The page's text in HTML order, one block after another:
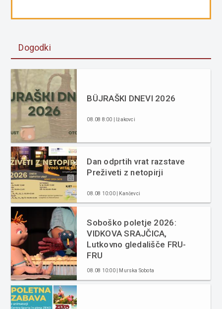
Dogodki
BÜJRAŠKI DNEVI 2026
08.08 8:00 | Ižakovci
Dan odprtih vrat razstave
Preživeti z netopirji
08.08 10:00 | Kančevci
Soboško poletje 2026:
VIDKOVA SRAJČICA,
Lutkovno gledališče FRU-
FRU
08.08 10:00 | Murska Sobota